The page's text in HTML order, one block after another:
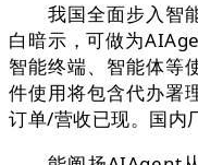
我国全面步入智能
白暗示，可做为
智能终端、智能体等
件使用将包含代办署
订单/营收已现。国内